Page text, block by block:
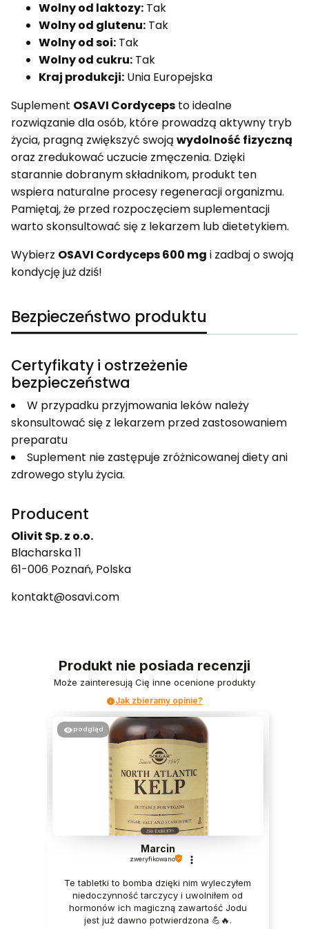
Wolny od laktozy: Tak
Wolny od glutenu: Tak
Wolny od soi: Tak
Wolny od cukru: Tak
Kraj produkcji: Unia Europejska
Suplement OSAVI Cordyceps to idealne
rozwiązanie dla osób, które prowadzą aktywny tryb
życia, pragną zwiększyć swoją wydolność fizyczną
oraz zredukować uczucie zmęczenia. Dzięki
starannie dobranym składnikom, produkt ten
wspiera naturalne procesy regeneracji organizmu.
Pamiętaj, że przed rozpoczęciem suplementacji
warto skonsultować się z lekarzem lub dietetykiem.
Wybierz OSAVI Cordyceps 600 mg i zadbaj o swoją
kondycję już dziś!
Bezpieczeństwo produktu
Certyfikaty i ostrzeżenie
bezpieczeństwa
W przypadku przyjmowania leków należy
skonsultować się z lekarzem przed zastosowaniem
preparatu
Suplement nie zastępuje zróżnicowanej diety ani
zdrowego stylu życia.
Producent
Olivit Sp. z o.o.
Blacharska 11
61-006 Poznań, Polska
kontakt@osavi.com
Produkt nie posiada recenzji
Może zainteresują Cię inne ocenione produkty
Jak zbieramy opinie?
podgląd
Marcin
zweryfikowano
Te tabletki to bomba dzięki nim wyleczyłem
niedoczynność tarczycy i uwolniłem od
hormonów ich magiczną zawartość Jodu
jest już dawno potwierdzona 💪🔥.